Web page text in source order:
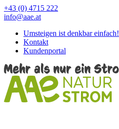
+43 (0) 4715 222
info@aae.at
Umsteigen ist denkbar einfach!
Kontakt
Kundenportal